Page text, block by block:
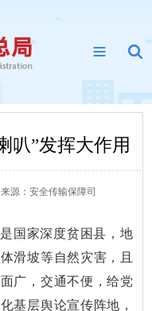
叭”发挥大作用
来源： 安全传输保障司
国家深度贫困县，地
滑坡等自然灾害，且
广，交通不便，给党
基层舆论宣传阵地，